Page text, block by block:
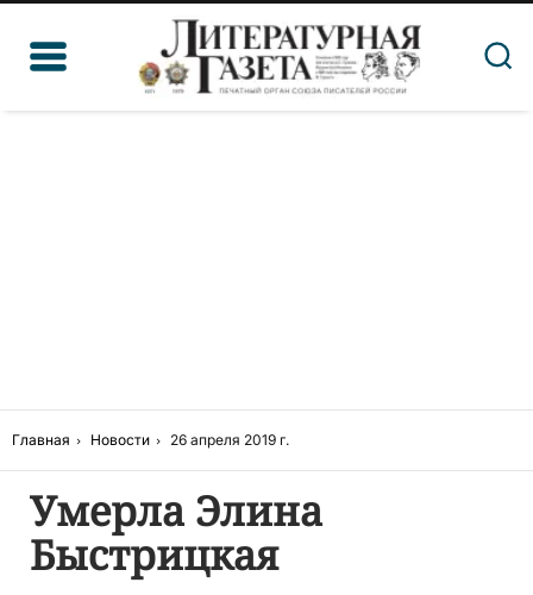
Главная Новости 26 апреля 2019 г.
Умерла Элина
Быстрицкая